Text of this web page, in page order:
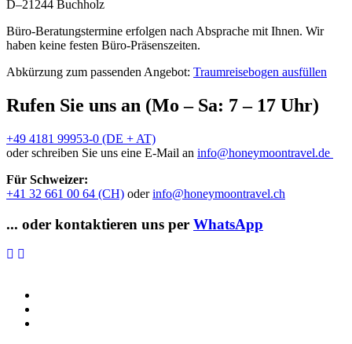
D–21244 Buchholz
Büro-Beratungstermine erfolgen nach Absprache mit Ihnen. Wir
haben keine festen Büro-Präsenszeiten.
Abkürzung zum passenden Angebot: Traumreisebogen ausfüllen
Rufen Sie uns an (Mo – Sa: 7 – 17 Uhr)
+49 4181 99953-0 (DE + AT)
oder schreiben Sie uns eine E-Mail an info@honeymoontravel.de
Für Schweizer:
+41 32 661 00 64 (CH) oderinfo@honeymoontravel.ch
... oder kontaktieren uns per WhatsApp